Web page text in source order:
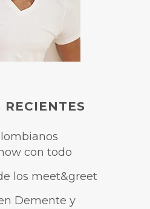
RECIENTES
con todo
los meet&greet
Demente y